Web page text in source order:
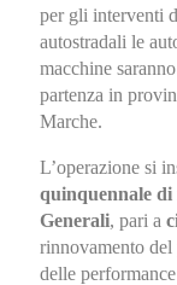
per gli interventi
autostradali le
macchine
partenza in
Marche.
L’operazione si
quinquennale
Generali, pari a
rinnovamento
delle